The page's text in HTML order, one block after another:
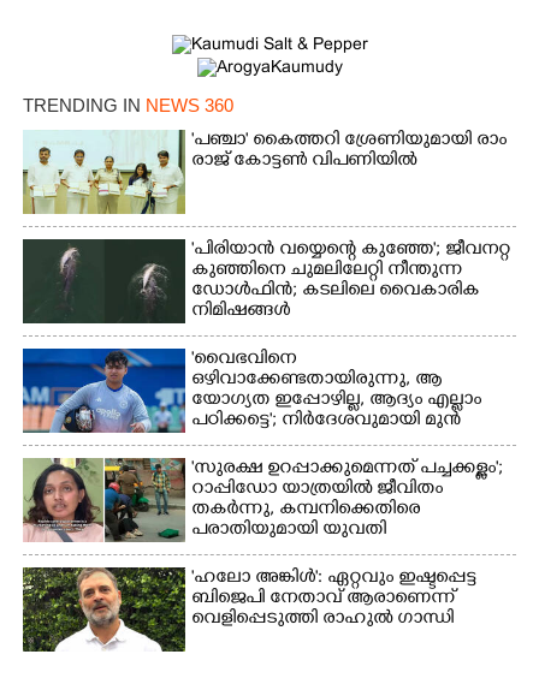
TRENDING IN NEWS 360
'​പ​ഞ്ചാ​'​ ​കൈ​ത്ത​റി​ ​ശ്രേ​ണി​യു​മാ​യി​ ​രാം​
രാ​ജ് ​കോ​ട്ടൺ വിപണിയിൽ
'പിരിയാൻ വയ്യെന്റെ കുഞ്ഞേ'; ജീവനറ്റ
കുഞ്ഞിനെ ചുമലിലേറ്റി നീന്തുന്ന
ഡോൾഫിൻ; കടലിലെ വൈകാരിക
നിമിഷങ്ങൾ
'വൈഭവിനെ
ഒഴിവാക്കേണ്ടതായിരുന്നു,​ ആ
യോഗ്യത ഇപ്പോഴില്ല, ആദ്യം എല്ലാം
പഠിക്കട്ടെ'; നിർദേശവുമായി മുൻ
ക്രിക്കറ്റ് താരം
'സുരക്ഷ ഉറപ്പാക്കുമെന്നത് പച്ചക്കള്ളം';
റാപ്പിഡോ യാത്രയിൽ ജീവിതം
തകർന്നു, കമ്പനിക്കെതിരെ
പരാതിയുമായി യുവതി
'ഹലോ അങ്കിൾ': ഏറ്റവും ഇഷ്ടപ്പെട്ട
ബിജെപി നേതാവ് ആരാണെന്ന്
വെളിപ്പെടുത്തി രാഹുൽ ഗാന്ധി
Share this link
Copy Link